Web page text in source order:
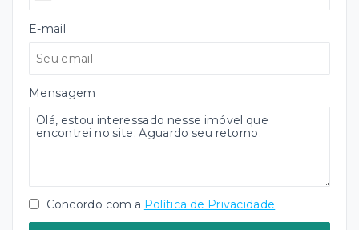
E-mail
Mensagem
Concordo com a Política de Privacidade